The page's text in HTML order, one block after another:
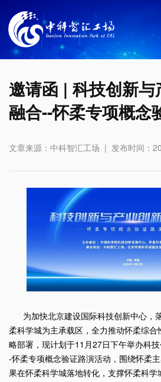
邀请函 | 科技创新
融合--怀柔专项概念
文章来源：中科智汇工场 | 发布时间：
为加快北京建设国际科技创新中心，
柔科学城为主承载区，全力推动怀柔综合
略部署，现计划于11月27日下午举办科
-怀柔专项概念验证路演活动，围绕怀柔
果在怀柔科学城落地转化，支撑怀柔科学